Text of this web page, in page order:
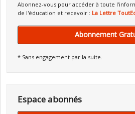
Abonnez-vous pour accéder à toute
de l'éducation et recevoir : La Lettre
Abonnement
* Sans engagement par la suite.
Espace abonnés